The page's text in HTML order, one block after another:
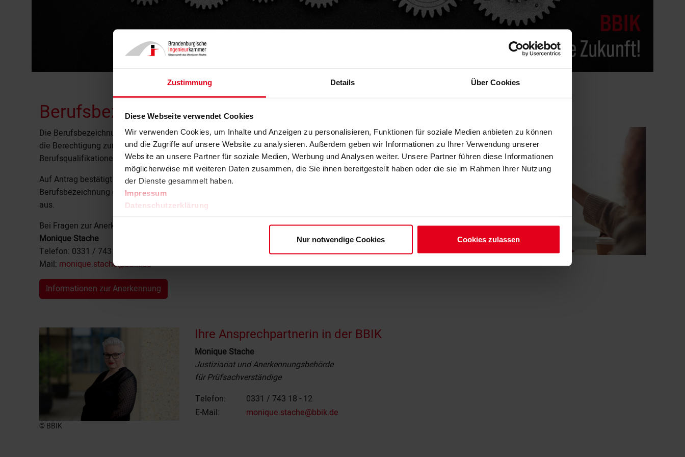
Zustimmung Details Über Cookies
Diese Webseite verwendet Cookies
Wir verwenden Cookies, um Inhalte und Anzeigen zu personalisieren, Funktionen für soziale Medien anbieten zu können
und die Zugriffe auf unsere Website zu analysieren. Außerdem geben wir Informationen zu Ihrer Verwendung unserer
Website an unsere Partner für soziale Medien, Werbung und Analysen weiter. Unsere Partner führen diese Informationen
möglicherweise mit weiteren Daten zusammen, die Sie ihnen bereitgestellt haben oder die sie im Rahmen Ihrer Nutzung
der Dienste gesammelt haben.
Impressum
Datenschutzerklärung
Nur notwendige Cookies Cookies zulassen
Berufsbezeichnung Ingenieurin/Ingenieur
Die Berufsbezeichnung Ingenieur:in zählt in Deutschland zu den reglementierten Berufen, da
die Berechtigung zum Führen der Berufsbezeichnung an das Vorliegen bestimmter
Berufsqualifikationen gebunden ist.
Auf Antrag bestätigt die Kammer, dass die gesetzlichen Anforderungen, die zum Führen der
Berufsbezeichnung erforderlich sind, vorliegen und stellt eine entsprechende Bescheinigung
aus.
Bei Fragen zur Anerkennung wenden Sie sich bitte an:
Monique Stache
Telefon: 0331 / 743 18-12
Mail: monique.stache@bbik.de
Informationen zur Anerkennung
© BBIK
Ihre Ansprechpartnerin in der BBIK
Monique Stache
Justiziariat und Anerkennungsbehörde
für Prüfsachverständige
Telefon:
0331 / 743 18 - 12
E-Mail:
monique.stache@bbik.de